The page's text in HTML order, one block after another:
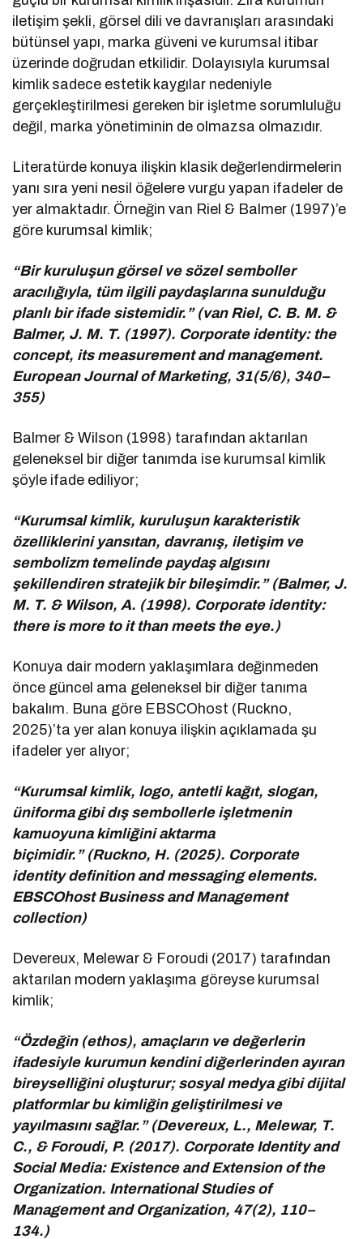
iletişim şekli, görsel dili ve davranışları arasındaki
bütünsel yapı, marka güveni ve kurumsal itibar
üzerinde doğrudan etkilidir. Dolayısıyla kurumsal
kimlik sadece estetik kaygılar nedeniyle
gerçekleştirilmesi gereken bir işletme sorumluluğu
değil, marka yönetiminin de olmazsa olmazıdır.
Literatürde konuya ilişkin klasik değerlendirmelerin
yanı sıra yeni nesil öğelere vurgu yapan ifadeler de
yer almaktadır. Örneğin van Riel & Balmer (1997)’e
göre kurumsal kimlik;
“Bir kuruluşun görsel ve sözel semboller
aracılığıyla, tüm ilgili paydaşlarına sunulduğu
planlı bir ifade sistemidir.” (van Riel, C. B. M. &
Balmer, J. M. T. (1997). Corporate identity: the
concept, its measurement and management.
European Journal of Marketing, 31(5/6), 340–
355)
Balmer & Wilson (1998) tarafından aktarılan
geleneksel bir diğer tanımda ise kurumsal kimlik
şöyle ifade ediliyor;
“Kurumsal kimlik, kuruluşun karakteristik
özelliklerini yansıtan, davranış, iletişim ve
sembolizm temelinde paydaş algısını
şekillendiren stratejik bir bileşimdir.” (Balmer, J.
M. T. & Wilson, A. (1998). Corporate identity:
there is more to it than meets the eye.)
Konuya dair modern yaklaşımlara değinmeden
önce güncel ama geleneksel bir diğer tanıma
bakalım. Buna göre EBSCOhost (Ruckno,
2025)’ta yer alan konuya ilişkin açıklamada şu
ifadeler yer alıyor;
“Kurumsal kimlik, logo, antetli kağıt, slogan,
üniforma gibi dış sembollerle işletmenin
kamuoyuna kimliğini aktarma
biçimidir.” (Ruckno, H. (2025). Corporate
identity definition and messaging elements.
EBSCOhost Business and Management
collection)
Devereux, Melewar & Foroudi (2017) tarafından
aktarılan modern yaklaşıma göreyse kurumsal
kimlik;
“Özdeğin (ethos), amaçların ve değerlerin
ifadesiyle kurumun kendini diğerlerinden ayıran
bireyselliğini oluşturur; sosyal medya gibi dijital
platformlar bu kimliğin geliştirilmesi ve
yayılmasını sağlar.” (Devereux, L., Melewar, T.
C., & Foroudi, P. (2017). Corporate Identity and
Social Media: Existence and Extension of the
Organization. International Studies of
Management and Organization, 47(2), 110–
134.)